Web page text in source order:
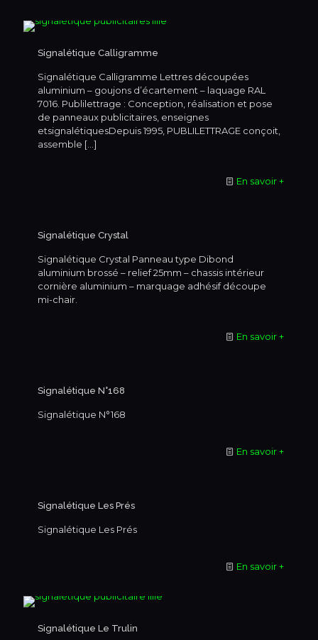
Signalétique Calligramme
Signalétique Calligramme Lettres découpées
aluminium – goujons d’écartement – laquage RAL
7016. Publilettrage : Conception, réalisation et pose
de panneaux publicitaires, enseignes
etsignalétiquesDepuis 1995, PUBLILETTRAGE conçoit,
assemble […]
En savoir +
Signalétique Crystal
Signalétique Crystal Panneau type Dibond
aluminium brossé – relief 25mm – chassis intérieur
cornière aluminium – marquage adhésif découpe
mi-chair.
En savoir +
Signalétique N°168
Signalétique N°168
En savoir +
Signalétique Les Prés
Signalétique Les Prés
En savoir +
Signalétique Le Trulin